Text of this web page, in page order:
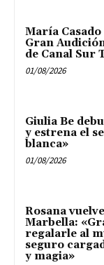
María
Gran
de Canal Sur
01/08/2026
Giulia Be
y estrena el
blanca»
01/08/2026
Rosana
Marbella:
regalarle al
seguro
y magia»